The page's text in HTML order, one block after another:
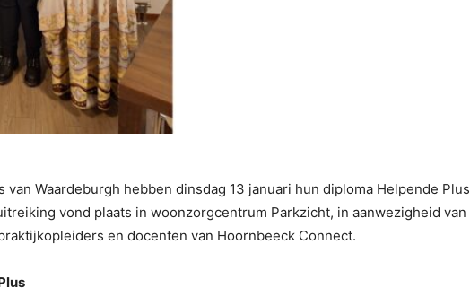
van Waardeburgh hebben dinsdag 13 januari hun diploma Helpende Plus
vond plaats in woonzorgcentrum Parkzicht, in aanwezigheid van
en docenten van Hoornbeeck Connect.